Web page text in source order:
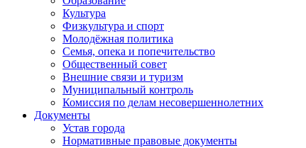
Культура
Физкультура и спорт
Молодёжная политика
Семья, опека и попечительство
Общественный совет
Внешние связи и туризм
Муниципальный контроль
Комиссия по делам несовершеннолетних
Документы
Устав города
Нормативные правовые документы